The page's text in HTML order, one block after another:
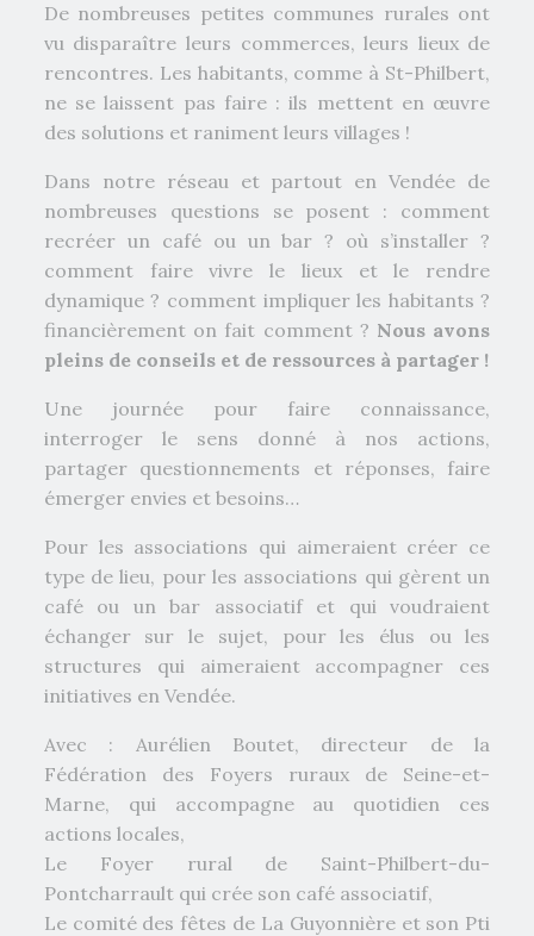
De nombreuses petites communes rurales ont
vu disparaître leurs commerces, leurs lieux de
rencontres. Les habitants, comme à St-Philbert,
ne se laissent pas faire : ils mettent en œuvre
des solutions et raniment leurs villages !
Dans notre réseau et partout en Vendée de
nombreuses questions se posent : comment
recréer un café ou un bar ? où s’installer ?
comment faire vivre le lieux et le rendre
dynamique ? comment impliquer les habitants ?
financièrement on fait comment ? Nous avons
pleins de conseils et de ressources à partager !
Une journée pour faire connaissance,
interroger le sens donné à nos actions,
partager questionnements et réponses, faire
émerger envies et besoins…
Pour les associations qui aimeraient créer ce
type de lieu, pour les associations qui gèrent un
café ou un bar associatif et qui voudraient
échanger sur le sujet, pour les élus ou les
structures qui aimeraient accompagner ces
initiatives en Vendée.
Avec : Aurélien Boutet, directeur de la
Fédération des Foyers ruraux de Seine-et-
Marne, qui accompagne au quotidien ces
actions locales,
Le Foyer rural de Saint-Philbert-du-
Pontcharrault qui crée son café associatif,
Le comité des fêtes de La Guyonnière et son Pti